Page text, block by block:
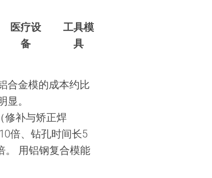
医疗设
备
工具模
具
合金模的成本约比
。
修补与矫正焊
倍、钻孔时间长5
。 用铝钢复合模能